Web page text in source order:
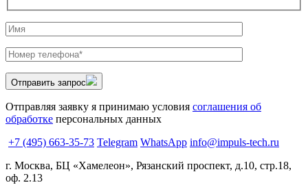
Отправить запрос
Отправляя заявку я принимаю условия соглашения об
обработке персональных данных
+7 (495) 663-35-73 Telegram WhatsApp info@impuls-tech.ru
г. Москва, БЦ «Хамелеон», Рязанский проспект, д.10, стр.18,
оф. 2.13